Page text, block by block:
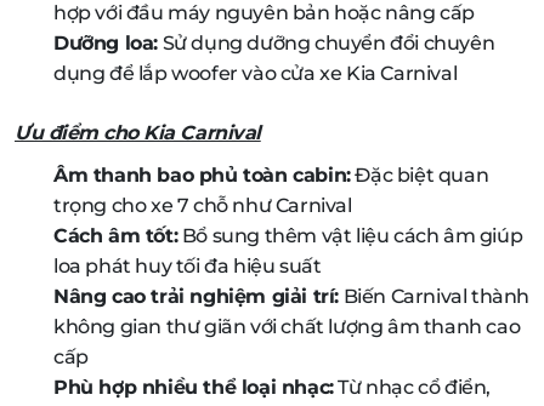
hợp với đầu máy nguyên bản hoặc nâng cấp
Dưỡng loa: Sử dụng dưỡng chuyển đổi chuyên
dụng để lắp woofer vào cửa xe Kia Carnival
Ưu điểm cho Kia Carnival
Âm thanh bao phủ toàn cabin:Đặc biệt quan
trọng cho xe 7 chỗ như Carnival
Cách âm tốt:Bổ sung thêm vật liệu cách âm giúp
loa phát huy tối đa hiệu suất
Nâng cao trải nghiệm giải trí: Biến Carnival thành
không gian thư giãn với chất lượng âm thanh cao
cấp
Phù hợp nhiều thể loại nhạc:Từ nhạc cổ điển,